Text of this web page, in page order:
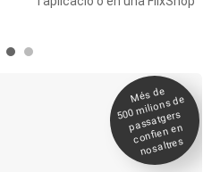
Més de
500
milions de
passatgers
confien en
nosaltres